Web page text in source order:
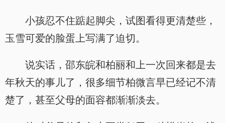
小孩忍不住踮起脚尖，试图看得更清楚些，
玉雪可爱的脸蛋上写满了迫切。
说实话，邵东皖和柏丽和上一次回来都是去
年秋天的事儿了，很多细节柏微言早已经记不清
楚了，甚至父母的面容都渐渐淡去。